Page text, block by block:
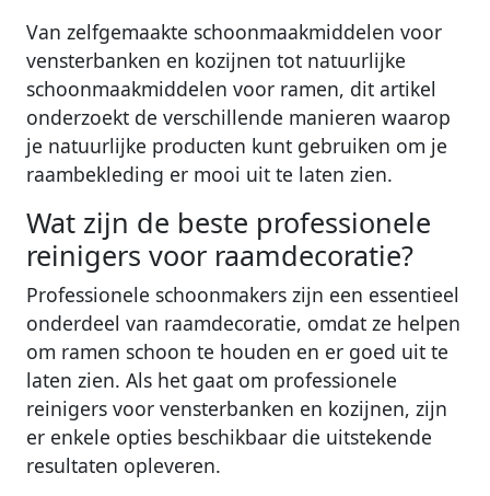
Van zelfgemaakte schoonmaakmiddelen voor
vensterbanken en kozijnen tot natuurlijke
schoonmaakmiddelen voor ramen, dit artikel
onderzoekt de verschillende manieren waarop
je natuurlijke producten kunt gebruiken om je
raambekleding er mooi uit te laten zien.
Wat zijn de beste professionele
reinigers voor raamdecoratie?
Professionele schoonmakers zijn een essentieel
onderdeel van raamdecoratie, omdat ze helpen
om ramen schoon te houden en er goed uit te
laten zien. Als het gaat om professionele
reinigers voor vensterbanken en kozijnen, zijn
er enkele opties beschikbaar die uitstekende
resultaten opleveren.